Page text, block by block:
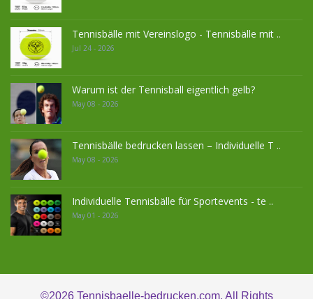
Tennisbälle mit Vereinslogo - Tennisbälle mit ..
Jul 24 - 2026
Warum ist der Tennisball eigentlich gelb?
May 08 - 2026
Tennisbälle bedrucken lassen – Individuelle T ..
May 08 - 2026
Individuelle Tennisbälle für Sportevents - te ..
May 01 - 2026
©2026 Tennisbaelle-bedrucken.com. All Rights